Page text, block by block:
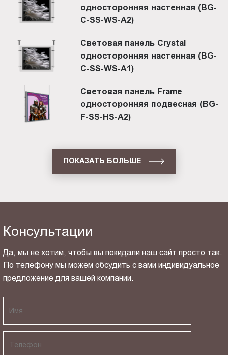
односторонняя настенная (BG-
C-SS-WS-A2)
Световая панель Crystal
односторонняя настенная (BG-
C-SS-WS-A1)
Световая панель Frame
односторонняя подвесная (BG-
F-SS-HS-A2)
ПОКАЗАТЬ БОЛЬШЕ
Консультации
Да, мы не хотим, чтобы вы покидали наш сайт просто так.
По телефону мы можем обсудить с вами индивидуальное
предложение для вашей компании.